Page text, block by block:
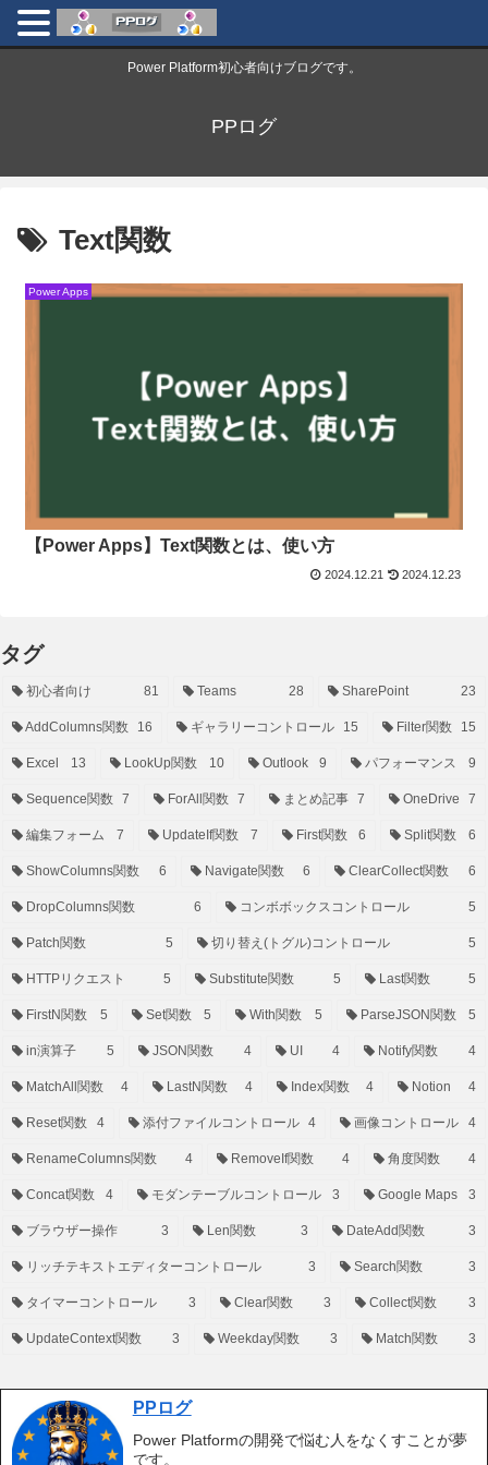
Power Platform初心者向けブログです。
PPログ
Text関数
Power Apps
【Power Apps】Text関数とは、使い方
2024.12.21 2024.12.23
タグ
初心者向け 81 Teams 28 SharePoint 23
AddColumns関数 16 ギャラリーコントロール 15 Filter関数 15
Excel 13 LookUp関数 10 Outlook 9 パフォーマンス 9
Sequence関数 7 ForAll関数 7 まとめ記事 7 OneDrive 7
編集フォーム 7 UpdateIf関数 7 First関数 6 Split関数 6
ShowColumns関数 6 Navigate関数 6 ClearCollect関数 6
DropColumns関数 6 コンボボックスコントロール 5
Patch関数 5 切り替え(トグル)コントロール 5
HTTPリクエスト 5 Substitute関数 5 Last関数 5
FirstN関数 5 Set関数 5 With関数 5 ParseJSON関数 5
in演算子 5 JSON関数 4 UI 4 Notify関数 4
MatchAll関数 4 LastN関数 4 Index関数 4 Notion 4
Reset関数 4 添付ファイルコントロール 4 画像コントロール 4
RenameColumns関数 4 RemoveIf関数 4 角度関数 4
Concat関数 4 モダンテーブルコントロール 3 Google Maps 3
ブラウザー操作 3 Len関数 3 DateAdd関数 3
リッチテキストエディターコントロール 3 Search関数 3
タイマーコントロール 3 Clear関数 3 Collect関数 3
UpdateContext関数 3 Weekday関数 3 Match関数 3
PPログ
Power Platformの開発で悩む人をなくすことが夢
です。